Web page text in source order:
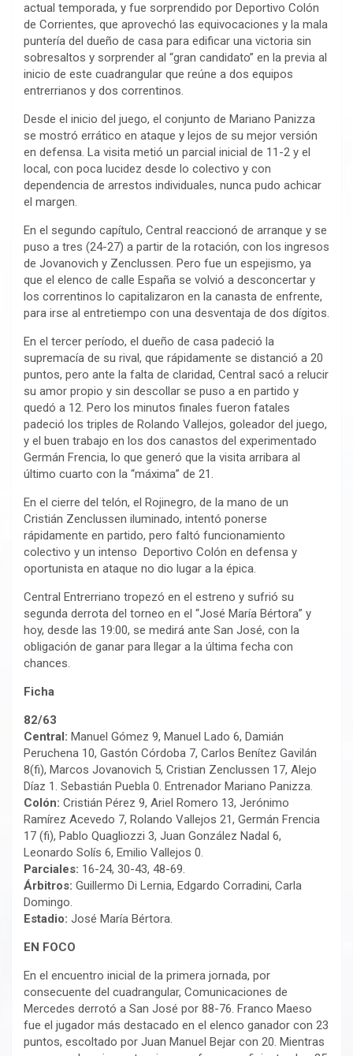
actual temporada, y fue sorprendido por Deportivo Colón
de Corrientes, que aprovechó las equivocaciones y la mala
puntería del dueño de casa para edificar una victoria sin
sobresaltos y sorprender al “gran candidato” en la previa al
inicio de este cuadrangular que reúne a dos equipos
entrerrianos y dos correntinos.
Desde el inicio del juego, el conjunto de Mariano Panizza
se mostró errático en ataque y lejos de su mejor versión
en defensa. La visita metió un parcial inicial de 11-2 y el
local, con poca lucidez desde lo colectivo y con
dependencia de arrestos individuales, nunca pudo achicar
el margen.
En el segundo capítulo, Central reaccionó de arranque y se
puso a tres (24-27) a partir de la rotación, con los ingresos
de Jovanovich y Zenclussen. Pero fue un espejismo, ya
que el elenco de calle España se volvió a desconcertar y
los correntinos lo capitalizaron en la canasta de enfrente,
para irse al entretiempo con una desventaja de dos dígitos.
En el tercer período, el dueño de casa padeció la
supremacía de su rival, que rápidamente se distanció a 20
puntos, pero ante la falta de claridad, Central sacó a relucir
su amor propio y sin descollar se puso a en partido y
quedó a 12. Pero los minutos finales fueron fatales
padeció los triples de Rolando Vallejos, goleador del juego,
y el buen trabajo en los dos canastos del experimentado
Germán Frencia, lo que generó que la visita arribara al
último cuarto con la “máxima” de 21.
En el cierre del telón, el Rojinegro, de la mano de un
Cristián Zenclussen iluminado, intentó ponerse
rápidamente en partido, pero faltó funcionamiento
colectivo y un intenso Deportivo Colón en defensa y
oportunista en ataque no dio lugar a la épica.
Central Entrerriano tropezó en el estreno y sufrió su
segunda derrota del torneo en el “José María Bértora” y
hoy, desde las 19:00, se medirá ante San José, con la
obligación de ganar para llegar a la última fecha con
chances.
Ficha
82/63
Central: Manuel Gómez 9, Manuel Lado 6, Damián
Peruchena 10, Gastón Córdoba 7, Carlos Benítez Gavilán
8(fi), Marcos Jovanovich 5, Cristian Zenclussen 17, Alejo
Díaz 1. Sebastián Puebla 0. Entrenador Mariano Panizza.
Colón: Cristián Pérez 9, Ariel Romero 13, Jerónimo
Ramírez Acevedo 7, Rolando Vallejos 21, Germán Frencia
17 (fi), Pablo Quagliozzi 3, Juan González Nadal 6,
Leonardo Solís 6, Emilio Vallejos 0.
Parciales: 16-24, 30-43, 48-69.
Árbitros: Guillermo Di Lernia, Edgardo Corradini, Carla
Domingo.
Estadio: José María Bértora.
EN FOCO
En el encuentro inicial de la primera jornada, por
consecuente del cuadrangular, Comunicaciones de
Mercedes derrotó a San José por 88-76. Franco Maeso
fue el jugador más destacado en el elenco ganador con 23
puntos, escoltado por Juan Manuel Bejar con 20. Mientras